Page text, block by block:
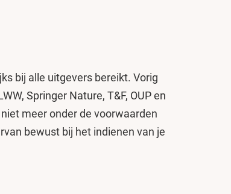
bij alle uitgevers bereikt. Vorig
Springer Nature, T&F, OUP en
meer onder de voorwaarden
bewust bij het indienen van je